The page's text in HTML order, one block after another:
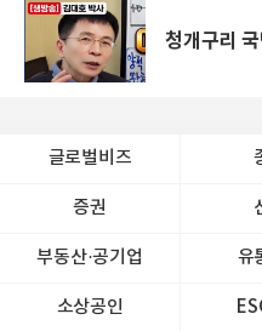
청개구리
글로벌비즈
증권
부동산·공기업 유
소상공인